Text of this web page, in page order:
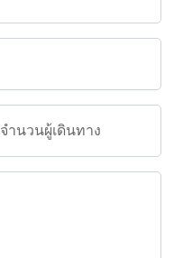
จำนวนผู้เดินทาง